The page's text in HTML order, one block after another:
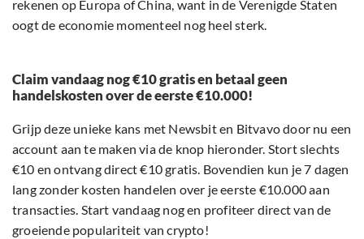
rekenen op Europa of China, want in de Verenigde Staten
oogt de economie momenteel nog heel sterk.
Claim vandaag nog €10 gratis en betaal geen
handelskosten over de eerste €10.000!
Grijp deze unieke kans met Newsbit en Bitvavo door nu een
account aan te maken via de knop hieronder. Stort slechts
€10 en ontvang direct €10 gratis. Bovendien kun je 7 dagen
lang zonder kosten handelen over je eerste €10.000 aan
transacties. Start vandaag nog en profiteer direct van de
groeiende populariteit van crypto!